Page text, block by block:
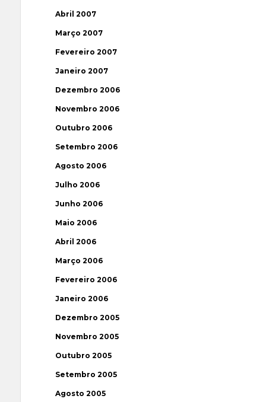
Abril 2007
Março 2007
Fevereiro 2007
Janeiro 2007
Dezembro 2006
Novembro 2006
Outubro 2006
Setembro 2006
Agosto 2006
Julho 2006
Junho 2006
Maio 2006
Abril 2006
Março 2006
Fevereiro 2006
Janeiro 2006
Dezembro 2005
Novembro 2005
Outubro 2005
Setembro 2005
Agosto 2005